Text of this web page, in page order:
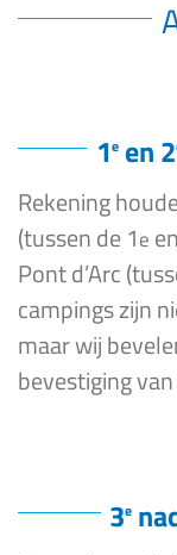
1een 2
Rekening
(tussen de 1e
Pont d’Arc
campings zijn
maar wij
bevestiging
3e